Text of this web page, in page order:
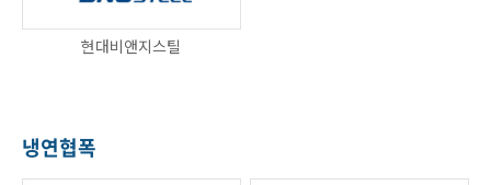
현대비앤지스틸
냉연협폭